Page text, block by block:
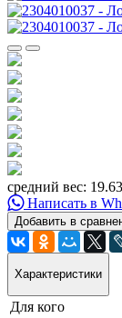
средний вес:
Написать в
Добавить в
Характеристики
Для кого